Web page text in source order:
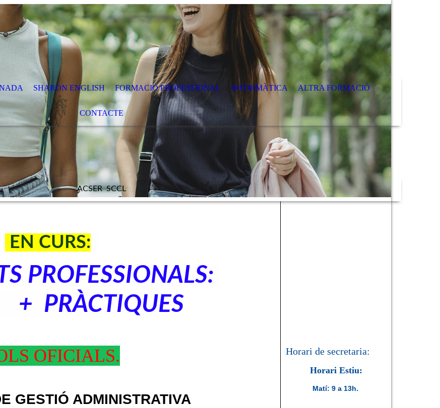
SHARON ENGLISH FORMACIÓ PROFESSIONAL INFORMÀTICA ALTRA FORMACIÓ
CONTACTE
ACSER SCCL
EN CURS:
PROFESSIONALS:
PRÀCTIQUES
OFICIALS.
GESTIÓ ADMINISTRATIVA
Horari de secretaria:
Horari Estiu:
Matí: 9 a 13h.